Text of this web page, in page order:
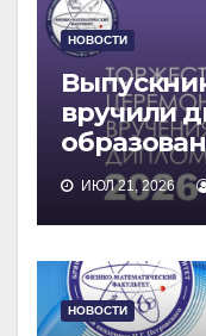
НОВОСТИ
вручили
ИЮЛ 21, 2026
НОВОСТИ